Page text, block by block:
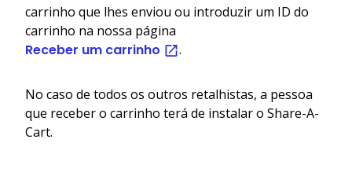
carrinho que lhes enviou ou introduzir um ID do
carrinho na nossa página
Receber um carrinho .
No caso de todos os outros retalhistas, a pessoa
que receber o carrinho terá de instalar o Share-A-
Cart.